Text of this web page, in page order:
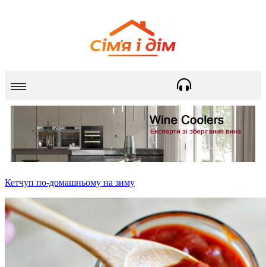
Кетчуп по-домашньому на зиму